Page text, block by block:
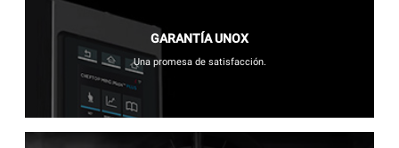
GARANTÍA UNOX
Una promesa de satisfacción.